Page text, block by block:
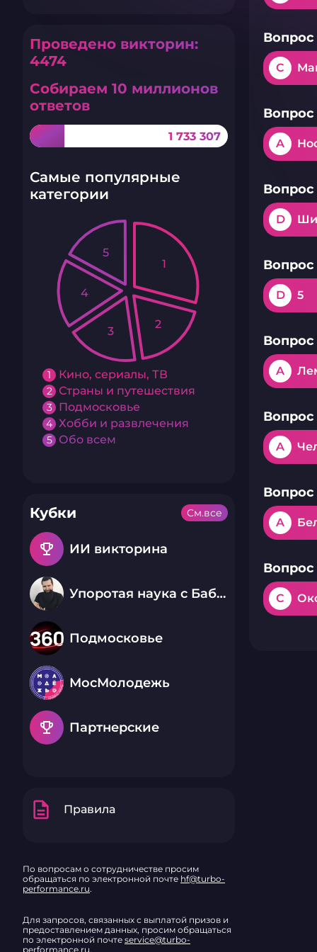
Проведено викторин:
4474
Собираем 10 миллионов
ответов
1 733 307
Самые популярные
категории
1 Кино, сериалы, ТВ
2 Страны и путешествия
3 Подмосковье
4 Хобби и развлечения
5 Обо всем
1
2
3
4
5
Кубки
emoji_events ИИ викторина
Упоротая наука с Бабаем Лютым
Подмосковье
МосМолодежь
emoji_events Партнерские
См.все
description Правила
По вопросам о сотрудничестве просим
обращаться по электронной почте hf@turbo-
performance.ru.
Для запросов, связанных с выплатой призов и
предоставлением данных, просим обращаться
по электронной почте service@turbo-
performance.ru.
Вопрос
C
Вопрос
A
Вопрос
D
Вопрос
D 5
Вопрос
A
Вопрос
A
Вопрос
A
Вопрос
C